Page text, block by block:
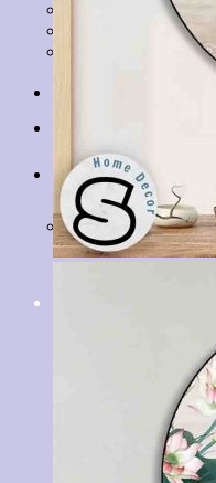
Tranh Lá Cây
Tranh Tĩnh Vật
Tranh Thuỷ Mặc
Giỏ hàng
Chưa có sản phẩm